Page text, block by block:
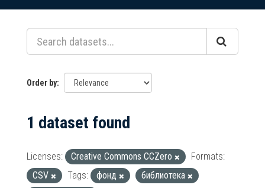
content
Order by
1 dataset found
Licenses: Creative Commons CCZero
Formats:
CSV
Tags: фонд
библиотека